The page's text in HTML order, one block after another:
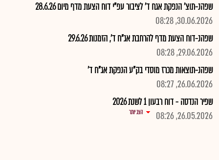
שפהנ-תוצ' הנפקת אגח ד' לציבור עפ"י דוח הצעת מדף מיום 28.6.26
30.06.2026, 08:28
שפהנ-דוח הצעת מדף להרחבת אג"ח ד', הזמנות 29.6.26
29.06.2026, 08:28
שפהנ-תוצאות מכרז מוסדי בק"ע הנפקת אג"ח ד'
26.06.2026, 08:27
שפיר הנדסה - דוח רבעון 1 לשנת 2026
26.05.2026, 08:26
הצג יותר